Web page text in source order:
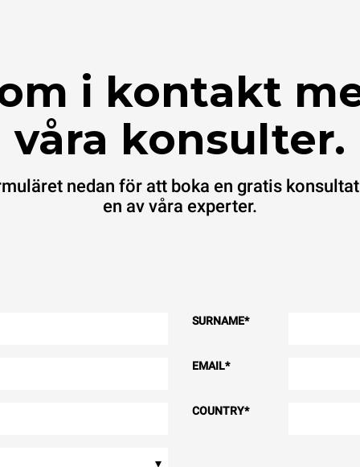
i kontakt
våra konsulter.
nedan för att boka en gratis
en av våra experter.
SURNAME*
EMAIL*
COUNTRY*
▾